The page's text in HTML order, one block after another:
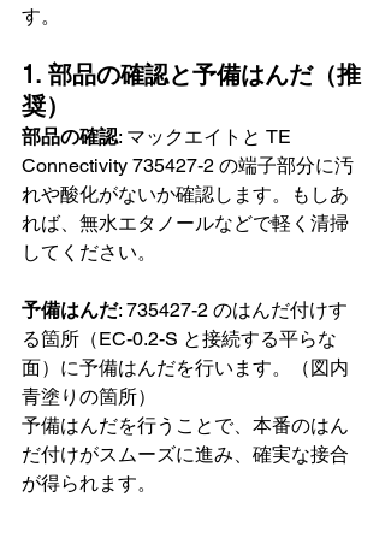
す。
1. 部品の確認と予備はんだ（推
奨）
部品の確認: マックエイトと TE
Connectivity 735427-2 の端子部分に汚
れや酸化がないか確認します。もしあ
れば、無水エタノールなどで軽く清掃
してください。
予備はんだ: 735427-2 のはんだ付けす
る箇所（EC-0.2-S と接続する平らな
面）に予備はんだを行います。（図内
青塗りの箇所）
予備はんだを行うことで、本番のはん
だ付けがスムーズに進み、確実な接合
が得られます。